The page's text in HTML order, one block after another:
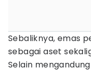
Sebaliknya, emas
sebagai aset
Selain